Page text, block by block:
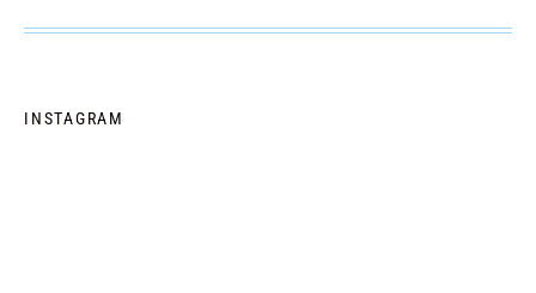
INSTAGRAM